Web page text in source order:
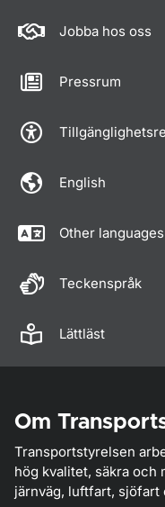
Jobba hos oss
Pressrum
English
Other languages
Teckenspråk
Lättläst
Om
Transportstyrelsen
hög kvalitet, säkra och
järnväg, luftfart, sjöfart